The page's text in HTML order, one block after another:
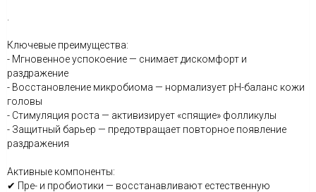
Ключевые преимущества:
- Мгновенное успокоение — снимает дискомфорт и
раздражение
- Восстановление микробиома — нормализует pH-баланс кожи
головы
- Стимуляция роста — активизирует «спящие» фолликулы
- Защитный барьер — предотвращает повторное появление
раздражения
Активные компоненты:
✔ Пре- и пробиотики — восстанавливают естественную